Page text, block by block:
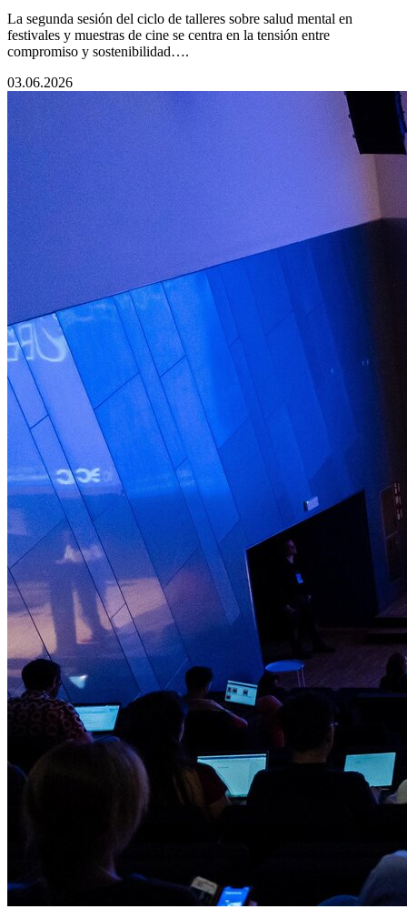
La segunda sesión del ciclo de talleres sobre salud mental en
festivales y muestras de cine se centra en la tensión entre
compromiso y sostenibilidad….
03.06.2026